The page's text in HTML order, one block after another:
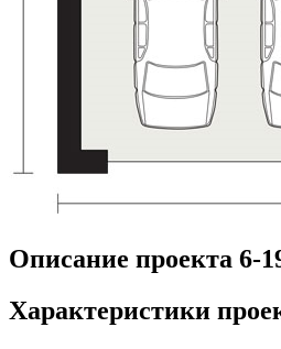
Описание проекта 6-
Характеристики